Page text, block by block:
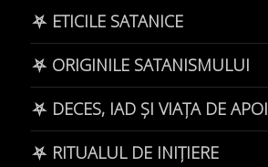
⛧ ETICILE SATANICE
⛧ ORIGINILE SATANISMULUI
⛧ DECES, IAD ȘI VIAȚA DE APOI
⛧ RITUALUL DE INIȚIERE